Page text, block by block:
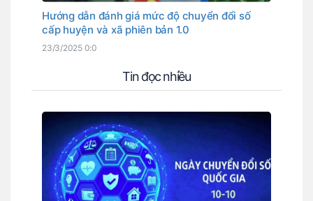
Hướng dẫn đánh giá mức độ chuyển đổi số
cấp huyện và xã phiên bản 1.0
23/3/2025 0:0
Tin đọc nhiều